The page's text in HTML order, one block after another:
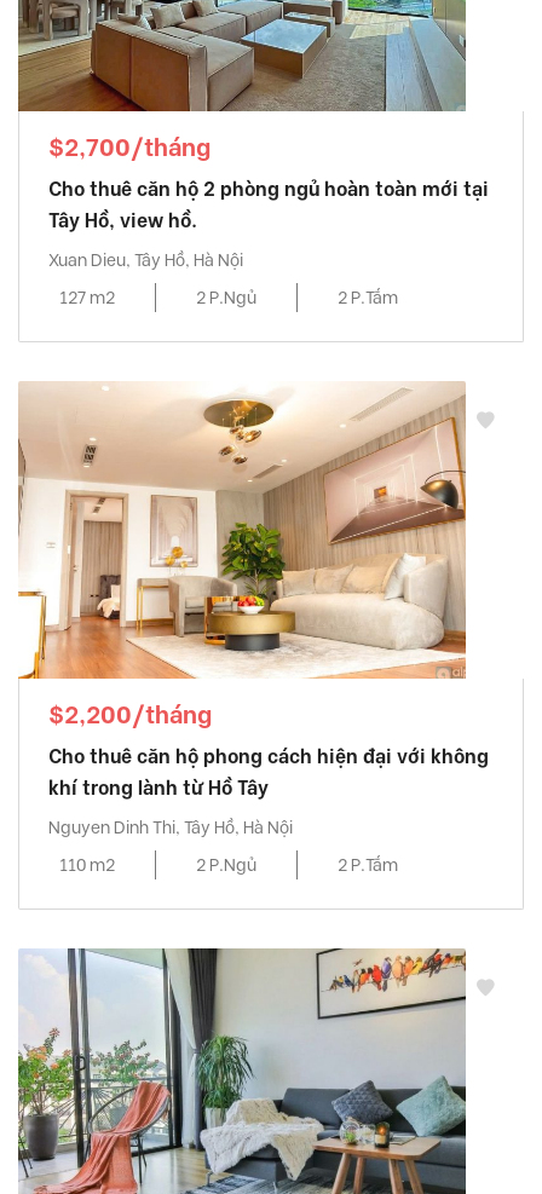
$2,700/tháng
Cho thuê căn hộ 2 phòng ngủ hoàn toàn mới tại
Tây Hồ, view hồ.
Xuan Dieu, Tây Hồ, Hà Nội
127 m2
2 P.Ngủ 2 P.Tắm
$2,200/tháng
Cho thuê căn hộ phong cách hiện đại với không
khí trong lành từ Hồ Tây
Nguyen Dinh Thi, Tây Hồ, Hà Nội
110 m2
2 P.Ngủ 2 P.Tắm